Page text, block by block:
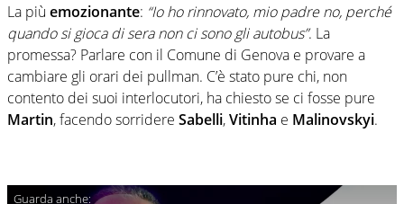
La più emozionante: “Io ho rinnovato, mio padre no, perché
quando si gioca di sera non ci sono gli autobus”. La
promessa? Parlare con il Comune di Genova e provare a
cambiare gli orari dei pullman. C’è stato pure chi, non
contento dei suoi interlocutori, ha chiesto se ci fosse pure
Martin, facendo sorridere Sabelli,Vitinha e Malinovskyi.